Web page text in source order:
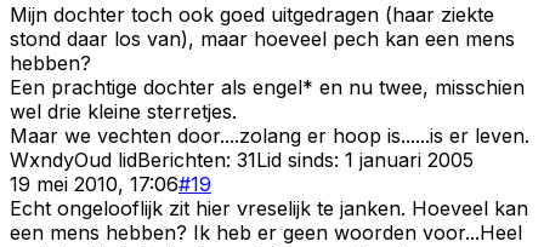
Mijn dochter toch ook goed uitgedragen (haar ziekte
stond daar los van), maar hoeveel pech kan een mens
hebben?
Een prachtige dochter als engel* en nu twee, misschien
wel drie kleine sterretjes.
Maar we vechten door....zolang er hoop is......is er leven.
WxndyOud lidBerichten: 31Lid sinds: 1 januari 2005
19 mei 2010, 17:06#19
Echt ongelooflijk zit hier vreselijk te janken. Hoeveel kan
een mens hebben? Ik heb er geen woorden voor...Heel